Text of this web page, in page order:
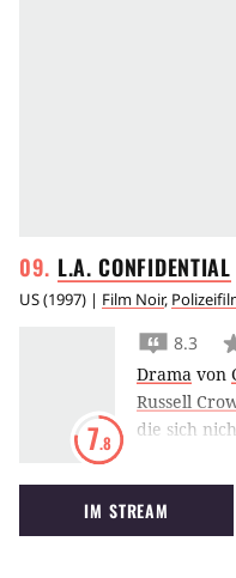
L.A.CONFIDENTIAL
US(1997) | Film Noir,
7.8
8.3
Drama von
Russell
die sich
Dabei
Betreibers
IM STREAM